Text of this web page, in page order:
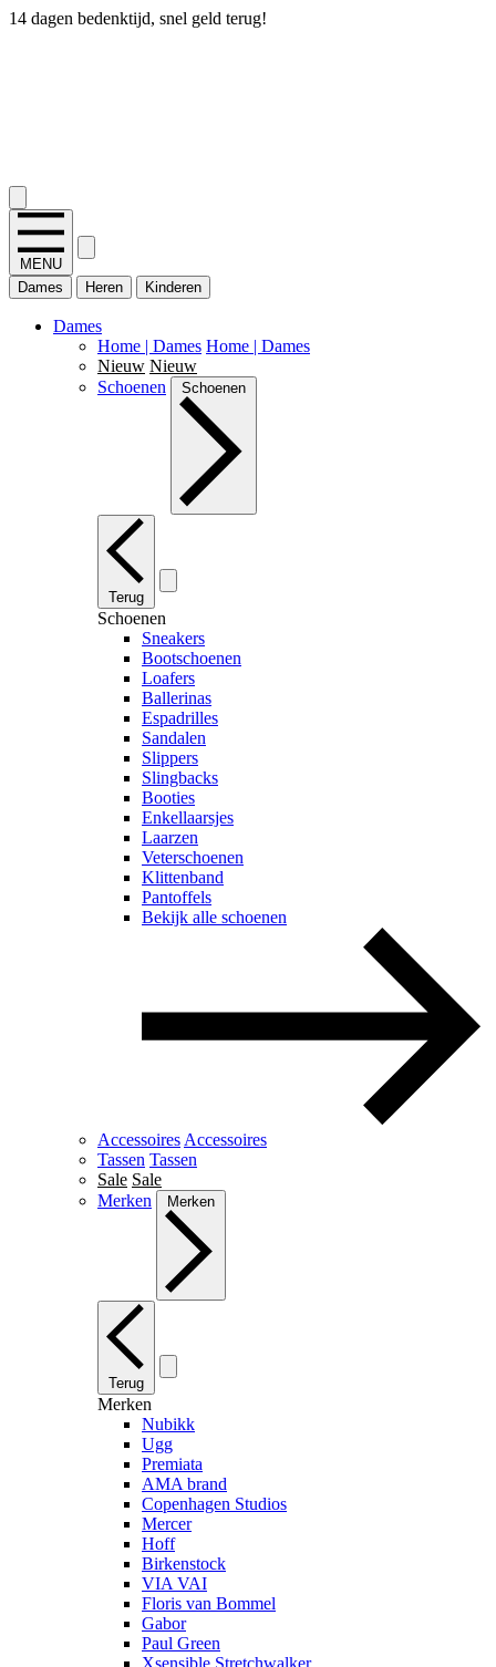
14 dagen bedenktijd, snel geld terug!
MENU
Dames
Heren Kinderen
Dames
Home | Dames Home | Dames
Nieuw Nieuw
Schoenen
Schoenen
Terug
Schoenen
Sneakers
Bootschoenen
Loafers
Ballerinas
Espadrilles
Sandalen
Slippers
Slingbacks
Booties
Enkellaarsjes
Laarzen
Veterschoenen
Klittenband
Pantoffels
Bekijk alle schoenen
Accessoires Accessoires
Tassen Tassen
Sale Sale
Merken
Merken
Terug
Merken
Nubikk
Ugg
Premiata
AMA brand
Copenhagen Studios
Mercer
Hoff
Birkenstock
VIA VAI
Floris van Bommel
Gabor
Paul Green
Xsensible Stretchwalker